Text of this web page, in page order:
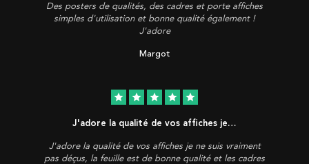
Des posters de qualités, des cadres et porte affiches
simples d'utilisation et bonne qualité également !
J'adore
Margot
star star star star star
J'adore la qualité de vos affiches je…
J'adore la qualité de vos affiches je ne suis vraiment
pas déçus, la feuille est de bonne qualité et les cadres